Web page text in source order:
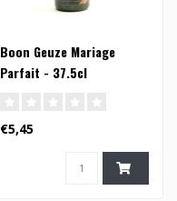
Boon Geuze Mariage
Parfait - 37.5cl
€5,45